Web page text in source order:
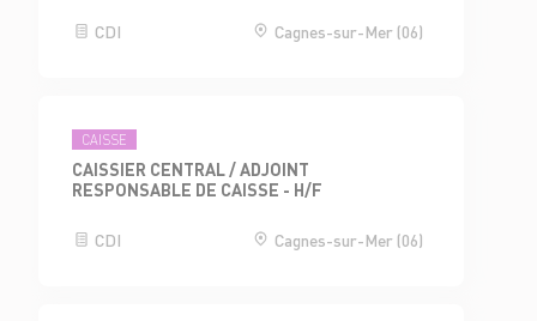
CDI Cagnes-sur-Mer (06)
CAISSE
CAISSIER CENTRAL / ADJOINT
RESPONSABLE DE CAISSE - H/F
CDI Cagnes-sur-Mer (06)